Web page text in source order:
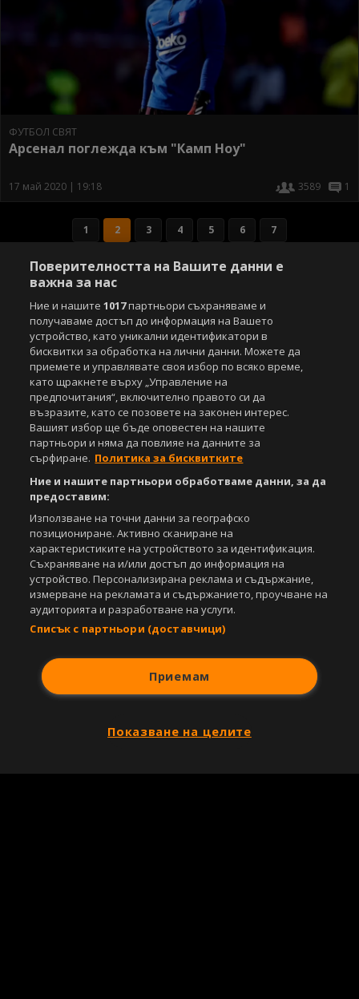
ФУТБОЛ СВЯТ
Арсенал поглежда към "Камп Ноу"
17 май 2020 | 19:18 3589 1
1 2 3 4 5 6 7
Поверителността на Вашите данни е
важна за нас
Ние и нашите1017партньори съхраняваме и
получаваме достъп до информация на Вашето
устройство, като уникални идентификатори в
бисквитки за обработка на лични данни. Можете да
приемете и управлявате своя избор по всяко време,
като щракнете върху „Управление на
предпочитания“, включително правото си да
възразите, като се позовете на законен интерес.
Вашият избор ще бъде оповестен на нашите
партньори и няма да повлияе на данните за
сърфиране. Политика за бисквитките
Ние и нашите партньори обработваме данни, за да
предоставим:
Използване на точни данни за географско
позициониране. Активно сканиране на
характеристиките на устройството за идентификация.
Съхраняване на и/или достъп до информация на
устройство. Персонализирана реклама и съдържание,
измерване на рекламата и съдържанието, проучване на
аудиторията и разработване на услуги.
Списък с партньори (доставчици)
Приемам
Показване на целите